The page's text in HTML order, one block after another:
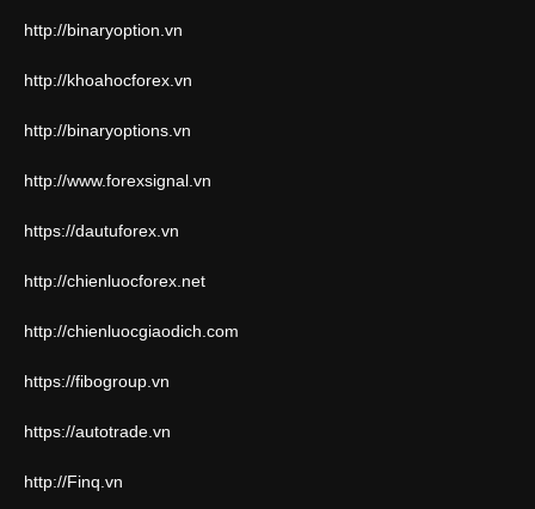
http://binaryoption.vn
http://khoahocforex.vn
http://binaryoptions.vn
http://www.forexsignal.vn
https://dautuforex.vn
http://chienluocforex.net
http://chienluocgiaodich.com
https://fibogroup.vn
https://autotrade.vn
http://Finq.vn